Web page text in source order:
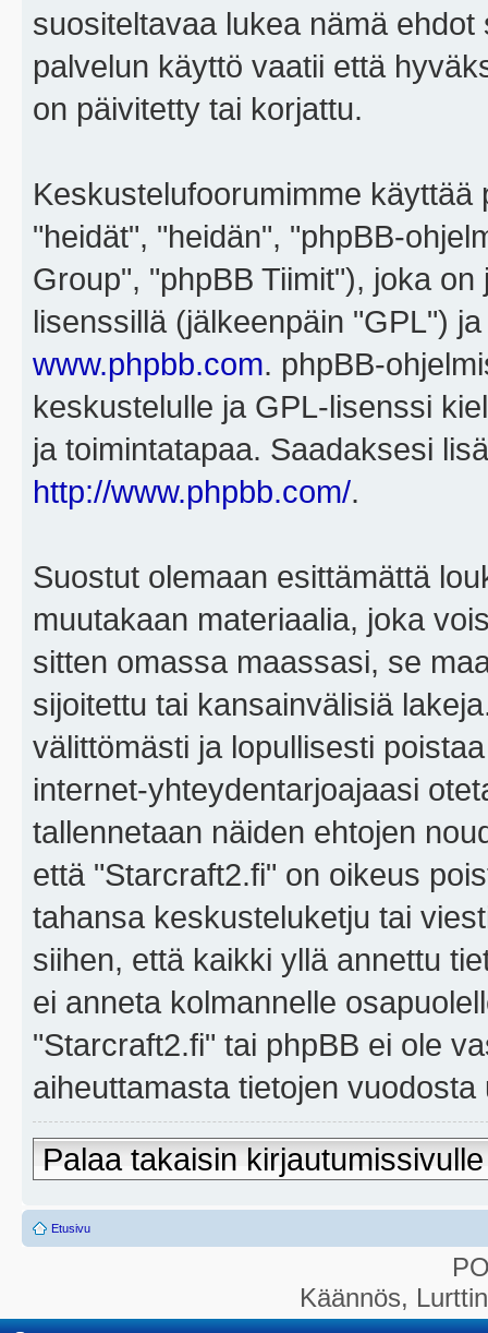
suositeltavaa lukea nämä
palvelun käyttö vaatii että
on päivitetty tai korjattu.
Keskustelufoorumimme
"heidät", "heidän", "phpBB-
Group", "phpBB Tiimit"), joka on
lisenssillä (jälkeenpäin "GPL")
www.phpbb.com. phpBB-
keskustelulle ja GPL-lisenssi
ja toimintatapaa. Saadaksesi
http://www.phpbb.com/.
Suostut olemaan esittämättä
muutakaan materiaalia, joka
sitten omassa maassasi, se
sijoitettu tai kansainvälisiä
välittömästi ja lopullisesti
internet-yhteydentarjoajaasi
tallennetaan näiden ehtojen
että "Starcraft2.fi" on oikeus
tahansa keskusteluketju tai
siihen, että kaikki yllä annettu
ei anneta kolmannelle
"Starcraft2.fi" tai phpBB ei ole
aiheuttamasta tietojen
Palaa takaisin kirjautumissivulle
Etusivu
Käännös,